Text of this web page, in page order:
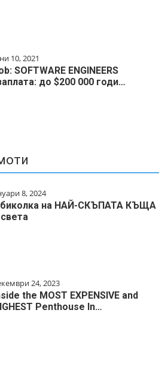
10, 2021
SOFTWARE ENGINEERS
до $200 000 годи…
8, 2024
на НАЙ-СКЪПАТА КЪЩА
24, 2023
the MOST EXPENSIVE and
Penthouse In…